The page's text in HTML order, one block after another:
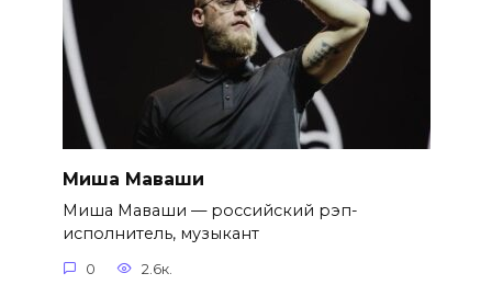
Миша Маваши
Миша Маваши — российский рэп-
исполнитель, музыкант
0 2.6к.